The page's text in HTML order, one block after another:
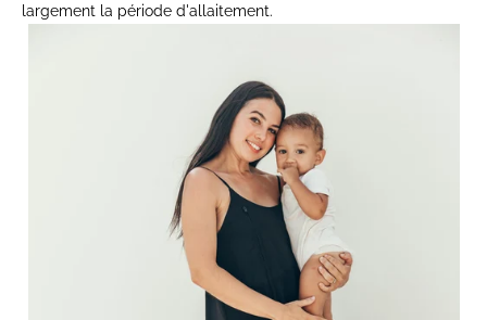
largement la période d'allaitement.